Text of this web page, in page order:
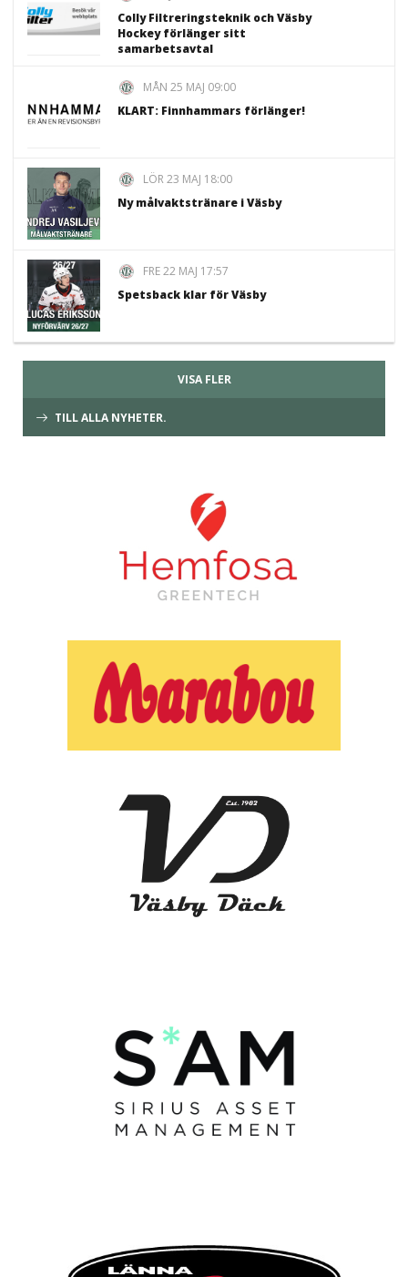
Colly Filtreringsteknik och Väsby
Hockey förlänger sitt
samarbetsavtal
MÅN 25 MAJ 09:00
KLART: Finnhammars förlänger!
LÖR 23 MAJ 18:00
Ny målvaktstränare i Väsby
FRE 22 MAJ 17:57
Spetsback klar för Väsby
VISA FLER
TILL ALLA NYHETER.